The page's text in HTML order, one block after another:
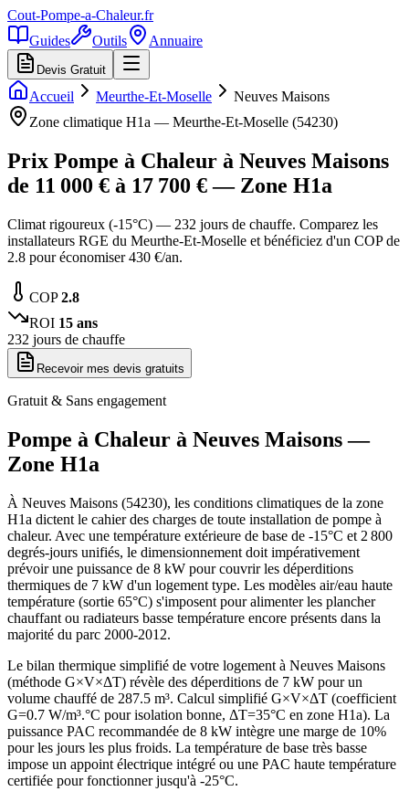
Cout-Pompe-a-Chaleur.fr
Guides
Outils Annuaire
Devis Gratuit
Accueil Meurthe-Et-Moselle
Neuves Maisons
Zone climatique H1a — Meurthe-Et-Moselle (54230)
Prix Pompe à Chaleur à Neuves Maisons
de 11 000 € à 17 700 € — Zone H1a
Climat rigoureux (-15°C) — 232 jours de chauffe. Comparez les
installateurs RGE du Meurthe-Et-Moselle et bénéficiez d'un COP de
2.8 pour économiser 430 €/an.
COP2.8
ROI 15 ans
232 jours de chauffe
Recevoir mes devis gratuits
Gratuit & Sans engagement
Pompe à Chaleur à Neuves Maisons—
Zone H1a
À Neuves Maisons (54230), les conditions climatiques de la zone
H1a dictent le cahier des charges de toute installation de pompe à
chaleur. Avec une température extérieure de base de -15°C et 2 800
degrés-jours unifiés, le dimensionnement doit impérativement
prévoir une puissance de 8 kW pour couvrir les déperditions
thermiques de 7 kW d'un logement type. Les modèles air/eau haute
température (sortie 65°C) s'imposent pour alimenter les plancher
chauffant ou radiateurs basse température encore présents dans la
majorité du parc 2000-2012.
Le bilan thermique simplifié de votre logement à Neuves Maisons
(méthode G×V×ΔT) révèle des déperditions de 7 kW pour un
volume chauffé de 287.5 m³. Calcul simplifié G×V×ΔT (coefficient
G=0.7 W/m³.°C pour isolation bonne, ΔT=35°C en zone H1a). La
puissance PAC recommandée de 8 kW intègre une marge de 10%
pour les jours les plus froids. La température de base très basse
impose un appoint électrique intégré ou une PAC haute température
certifiée pour fonctionner jusqu'à -25°C.